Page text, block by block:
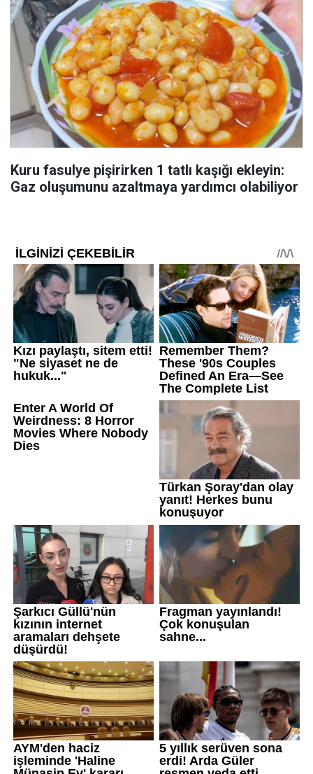
Kuru fasulye pişirirken 1 tatlı kaşığı ekleyin:
Gaz oluşumunu azaltmaya yardımcı olabiliyor